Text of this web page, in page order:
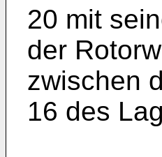
20 mit
der
zwischen
16 des